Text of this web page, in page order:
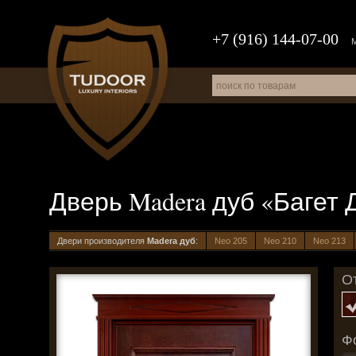
+7 (916) 144-07-00
Дверь Madera дуб
Двери производителя Madera дуб: Neo 205 Neo 210 Neo 213